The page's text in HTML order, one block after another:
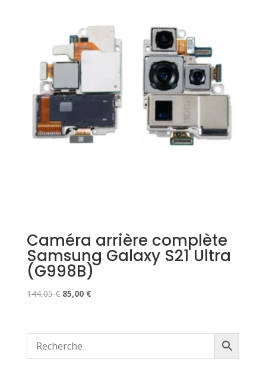
Caméra arrière complète
Samsung Galaxy S21 Ultra
(G998B)
144,05€ Le
était :
144,05 €.
85,00 €Le
est :